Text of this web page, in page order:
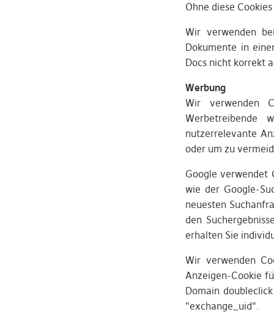
Ohne diese
Wir verwenden
Dokumente in
Docs nicht korrekt
Werbung
Wir verwenden
Werbetreibende
nutzerrelevante
oder um zu
Google verwendet
wie der Google-
neuesten
den
erhalten Sie
Wir verwenden
Anzeigen-Cookie
Domain
"exchange_uid".